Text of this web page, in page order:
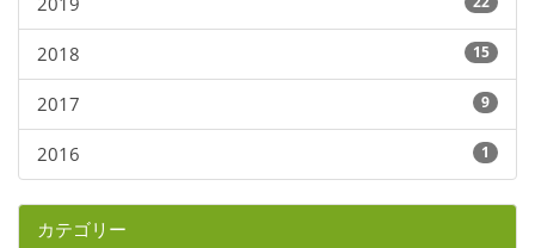
2018 15
2017 9
2016 1
カテゴリー